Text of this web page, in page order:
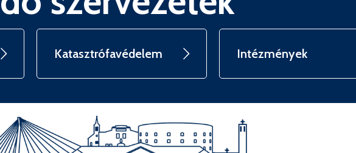
Katasztrófavédelem Intézmények